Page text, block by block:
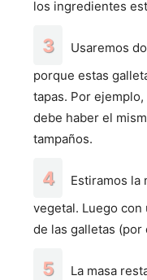
los ingredientes
Usaremos
porque estas
tapas. Por
debe haber el
tampaños.
Estiramos la
vegetal. Luego
de las galletas (por
La masa